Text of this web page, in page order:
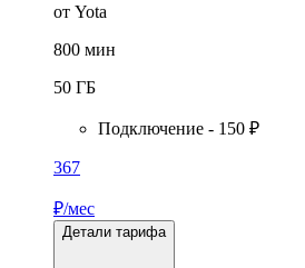
от Yota
800 мин
50 ГБ
Подключение - 150 ₽
367
₽/мес
Детали тарифа